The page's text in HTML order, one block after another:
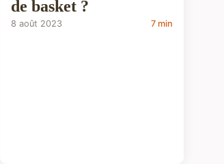
de basket ?
8 août 2023 7 min